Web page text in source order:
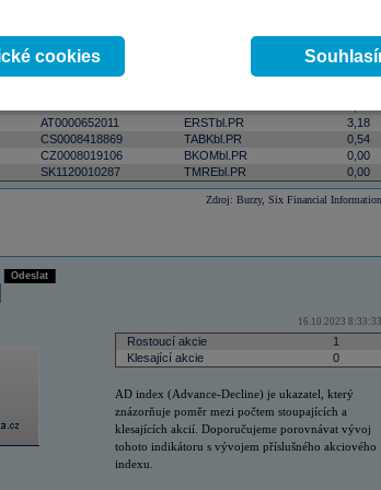
ISIN
AT0000652011 ERSTbl.PR
3,18
CS0008418869 TABKbl.PR
0,54
CZ0008019106 BKOMbl.PR
0,00
SK1120010287 TMREbl.PR 0,00
Zdroj: Burzy, Six Financial Information
Odeslat
16.10.2023 8:33:33
Rostoucí akcie
1
Klesající akcie
0
AD index (Advance-Decline) je ukazatel, který
znázorňuje poměr mezi počtem stoupajících a
klesajících akcií. Doporučujeme porovnávat vývoj
tohoto indikátoru s vývojem příslušného akciového
indexu.
cookies